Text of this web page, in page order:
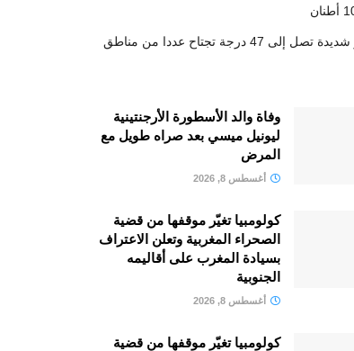
موجة حر شديدة تصل إلى 47 درجة تجتاح عددا من مناطق
وفاة والد الأسطورة الأرجنتينية
ليونيل ميسي بعد صراه طويل مع
المرض
أغسطس 8, 2026
كولومبيا تغيّر موقفها من قضية
الصحراء المغربية وتعلن الاعتراف
بسيادة المغرب على أقاليمه
الجنوبية
أغسطس 8, 2026
كولومبيا تغيّر موقفها من قضية